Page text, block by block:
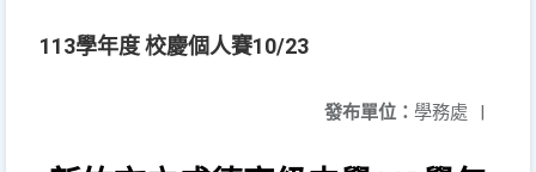
113學年度 校慶個人賽10/23
發布單位： 學務處 |